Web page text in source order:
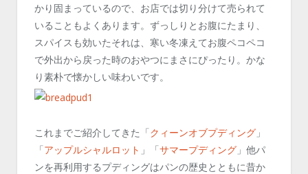
かり固まっているので、お店では切り分けて売られて
いることもよくあります。ずっしりとお腹にたまり、
スパイスも効いたそれは、寒い冬凍えてお腹ペコペコ
で外出から戻った時のおやつにまさにぴったり。かな
り素朴で懐かしい味わいです。
これまでご紹介してきた「クィーンオブプディング 」
「アップルシャルロット 」「サマープディング 」他パ
ンを再利用するプディングはパンの歴史とともに昔か